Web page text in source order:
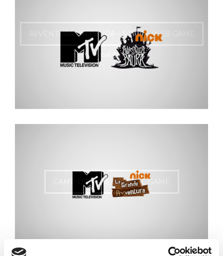
AVVENTURA DA PAURA – SOCIAL WEB GAME
Social Game
CAMP ORANGE’S SOCIAL GAME